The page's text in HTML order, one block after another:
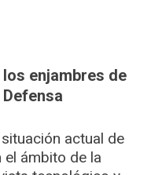
enjambres de
actual de
ámbito de la